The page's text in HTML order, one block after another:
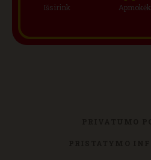
Išsirink Apmokėk